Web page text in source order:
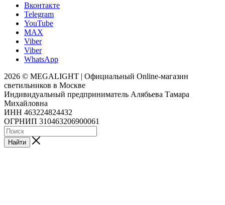
Вконтакте
Telegram
YouTube
MAX
Viber
Viber
WhatsApp
2026 © MEGALIGHT | Официальный Online-магазин
светильников в Москве
Индивидуальный предприниматель Алябьева Тамара
Михайловна
ИНН 463224824432
ОГРНИП 310463206900061
Найти